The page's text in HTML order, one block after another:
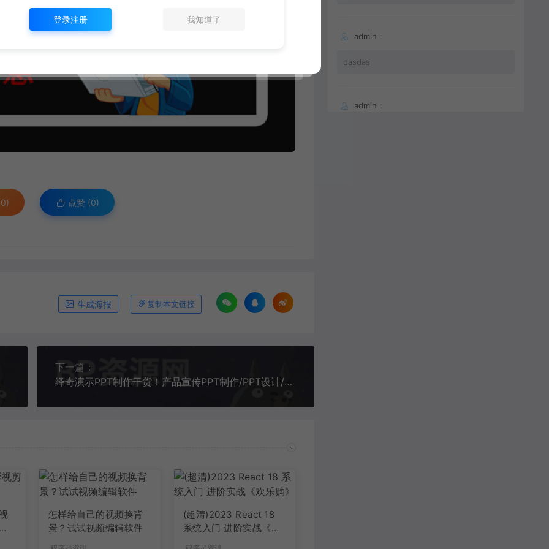
点赞 (0)
生成海报 复制本文链接
下一篇：
绎奇演示PPT制作干货！产品宣传PPT制作/PPT设计/PPT美化/PPT润色
怎样给自己的视频换背
景？试试视频编辑软件
(超清)2023 React 18
系统入门 进阶实战《欢
admin：
dasdas
admin：
登录注册 我知道了